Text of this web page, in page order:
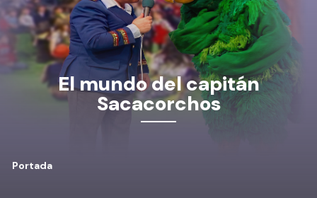
El mundo del capitán
Sacacorchos
Portada